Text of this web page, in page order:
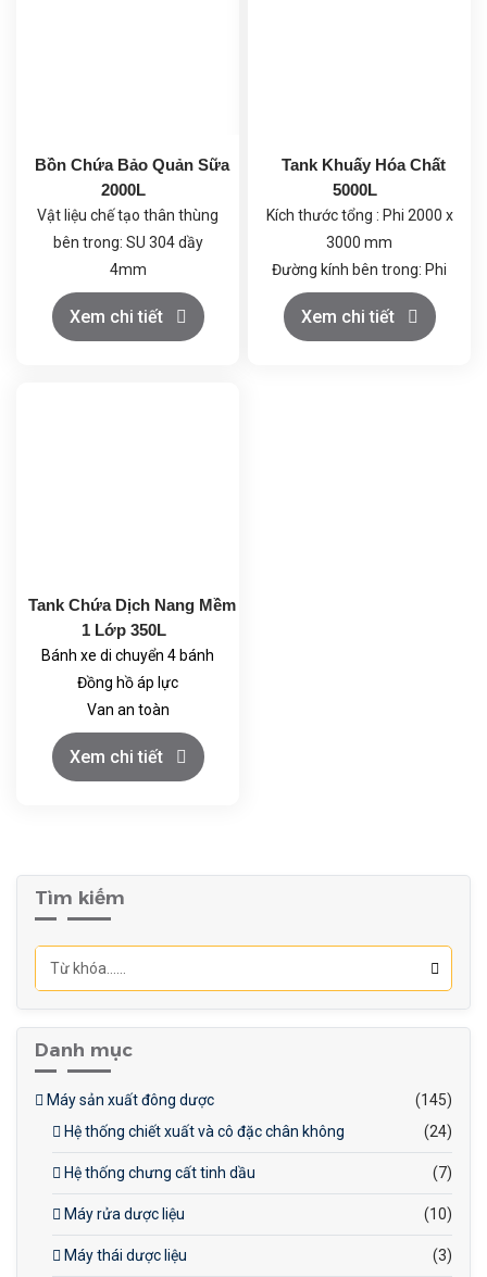
Bồn Chứa Bảo Quản Sữa
2000L
Vật liệu chế tạo thân thùng
bên trong: SU 304 dầy
4mm
Vật liệu áo chạy lạnh : SU
340 dầy 2mm
Xem chi tiết
Tank Khuấy Hóa Chất
5000L
Kích thước tổng : Phi 2000 x
3000 mm
Đường kính bên trong: Phi
2000 x 1700 mm
Vật liệu chế tạo inox : SU
Xem chi tiết
Tank Chứa Dịch Nang Mềm
1 Lớp 350L
Bánh xe di chuyển 4 bánh
Đồng hồ áp lực
Van an toàn
Kính quan sát
Cổng cấp khí nén
Xem chi tiết
Tìm kiếm
Danh mục
Máy sản xuất đông dược
(145)
Hệ thống chiết xuất và cô đặc chân không
(24)
Hệ thống chưng cất tinh dầu (7)
Máy rửa dược liệu (10)
Máy thái dược liệu (3)